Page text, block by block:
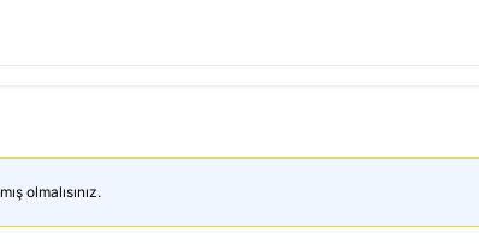
olmalısınız.